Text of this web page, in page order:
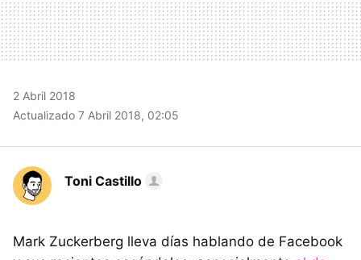
2 Abril 2018
Actualizado 7 Abril 2018, 02:05
Toni Castillo
Mark Zuckerberg lleva días hablando de Facebook